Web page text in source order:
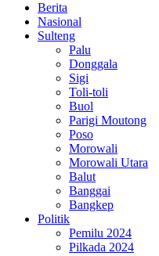
Berita
Nasional
Sulteng
Palu
Donggala
Sigi
Toli-toli
Buol
Parigi Moutong
Poso
Morowali
Morowali Utara
Balut
Banggai
Bangkep
Politik
Pemilu 2024
Pilkada 2024